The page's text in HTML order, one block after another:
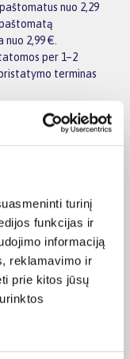
turinį
funkcijas ir
informaciją
reklamavimo ir
prie kitos jūsų
nuo 2,29
2,99 €.
per 1–2
terminas
per
patiems,
prekes